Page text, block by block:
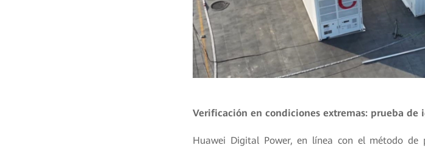
Verificación en condiciones extremas: prueba de
Huawei Digital Power, en línea con el método